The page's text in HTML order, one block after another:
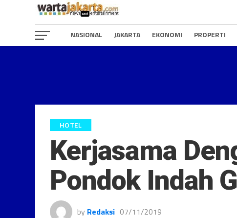
NASIONAL JAKARTA EKONOMI PROPERTI
HOTEL
Kerjasama
Pondok Indah
by Redaksi 07/11/2019